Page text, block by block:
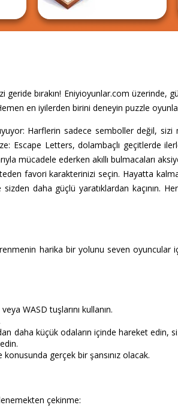
bırakın! Eniyioyunlar.com üzerinde,
en iyilerden birini deneyin puzzle
Harflerin sadece semboller değil, sizi
Escape Letters, dolambaçlı geçitlerde
mücadele ederken akıllı bulmacaları
favori karakterinizi seçin. Hayatta kalmak
daha güçlü yaratıklardan kaçının.
harika bir yolunu seven oyuncular
WASD tuşlarını kullanın.
daha küçük odaların içinde hareket edin,
gerçek bir şansınız olacak.
çekinme: